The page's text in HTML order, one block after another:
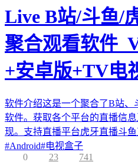
Live B站/斗鱼/
聚合观看软件
+安卓版+TV电
软件介绍这是一个聚合了B站、
软件。获取各个平台的直播信
现。支持直播平台虎牙直播斗
#Android#电视盒子
0
23 741